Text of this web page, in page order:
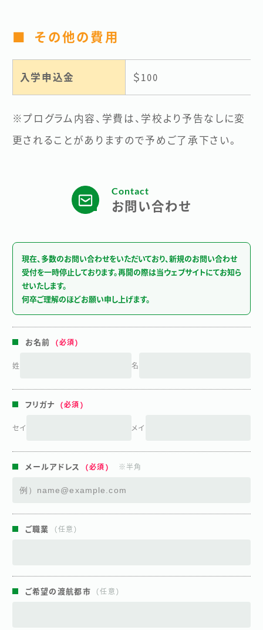
■ その他の費用
入学申込金 ＄100
※プログラム内容、学費は、学校より予告なしに変
更されることがありますので予めご了承下さい。
Contact
お問い合わせ
現在、多数のお問い合わせをいただいており、新規のお問い合わせ
受付を一時停止しております。再開の際は当ウェブサイトにてお知ら
せいたします。
何卒ご理解のほどお願い申し上げます。
お名前
姓 名
フリガナ
セイ メイ
メールアドレス ※半角
ご職業
ご希望の渡航都市